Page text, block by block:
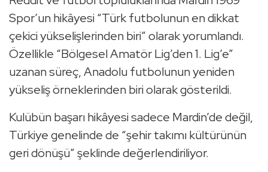
Spor’un hikâyesi “Türk futbolunun en dikkat
çekici yükselişlerinden biri” olarak yorumlandı.
Özellikle “Bölgesel Amatör Lig’den 1. Lig’e”
uzanan süreç, Anadolu futbolunun yeniden
yükseliş örneklerinden biri olarak gösterildi.
Kulübün başarı hikâyesi sadece Mardin’de değil,
Türkiye genelinde de “şehir takımı kültürünün
geri dönüşü” şeklinde değerlendiriliyor.